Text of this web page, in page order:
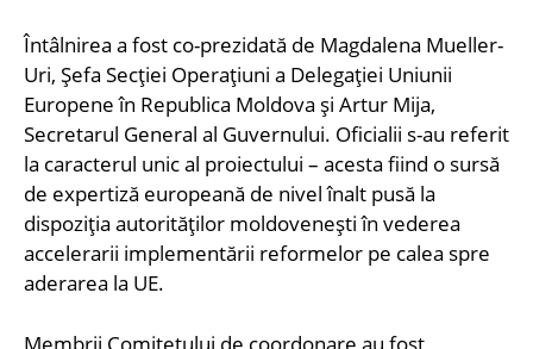
Întâlnirea a fost co-prezidată de Magdalena Mueller-
Uri, Șefa Secției Operațiuni a Delegației Uniunii
Europene în Republica Moldova și Artur Mija,
Secretarul General al Guvernului. Oficialii s-au referit
la caracterul unic al proiectului – acesta fiind o sursă
de expertiză europeană de nivel înalt pusă la
dispoziția autorităților moldovenești în vederea
accelerarii implementării reformelor pe calea spre
aderarea la UE.